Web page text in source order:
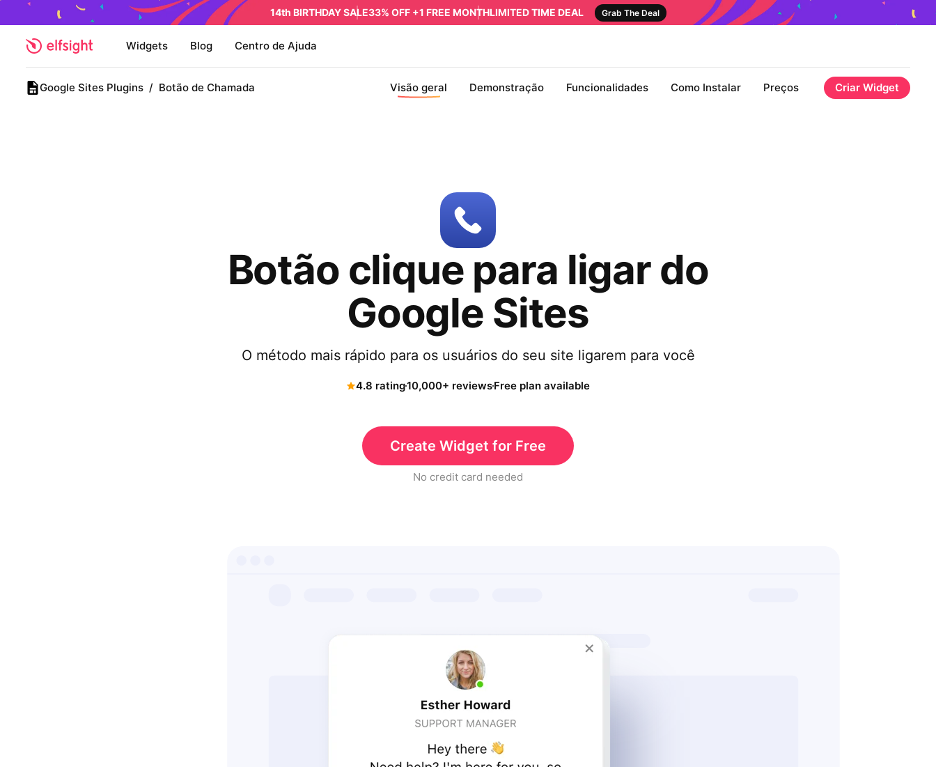
14th BIRTHDAY SALE33% OFF +1 FREE MONTHLIMITED TIME DEAL Grab The Deal
Widgets Blog Centro de Ajuda
Google Sites Plugins / Botão de Chamada Visão geral Demonstração Funcionalidades Como Instalar Preços Criar Widget
Botão clique para ligar do
Google Sites
O método mais rápido para os usuários do seu site ligarem para você
4.8 rating10,000+ reviewsFree plan available
Create Widget for Free
No credit card needed